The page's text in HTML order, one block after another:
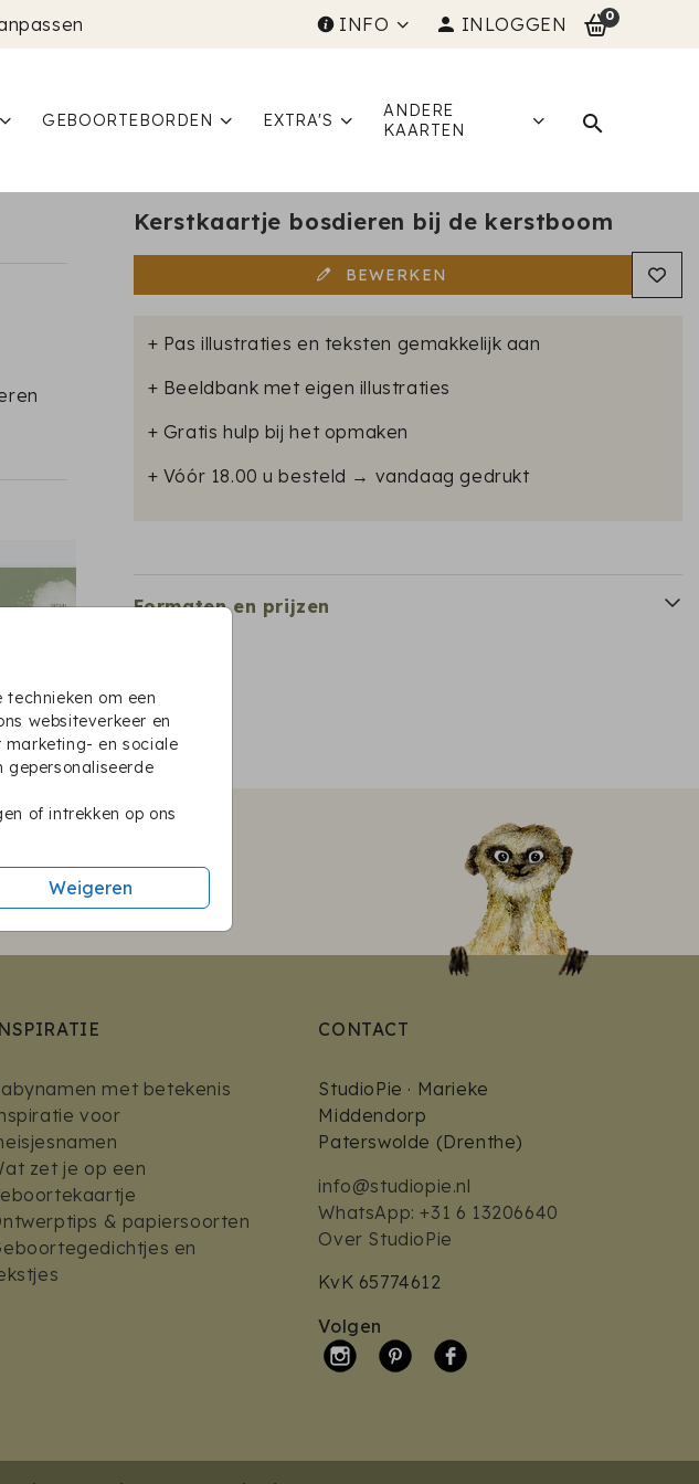
INFO INLOGGEN 0
GEBOORTEBORDEN EXTRA'S
ANDERE
KAARTEN
technieken om een
websiteverkeer en
marketing- en sociale
gepersonaliseerde
of intrekken op ons
Weigeren
Kerstkaartje bosdieren bij de kerstboom
BEWERKEN
+ Pas illustraties en teksten gemakkelijk aan
+ Beeldbank met eigen illustraties
+ Gratis hulp bij het opmaken
+ Vóór 18.00 u besteld → vandaag gedrukt
Formaten en prijzen
met betekenis
voor
zet je op een
& papiersoorten
en
CONTACT
StudioPie · Marieke
Middendorp
Paterswolde (Drenthe)
info@studiopie.nl
WhatsApp: +31 6 13206640
Over StudioPie
KvK 65774612
Volgen